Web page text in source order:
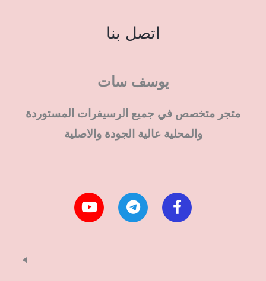
اتصل بنا
يوسف سات
متجر متخصص في جميع الرسيفرات المستوردة
والمحلية عالية الجودة والاصلية